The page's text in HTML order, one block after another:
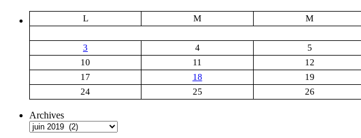
L
M M
3
4 5
10
11 12
17
18 19
24
25 26
Archives